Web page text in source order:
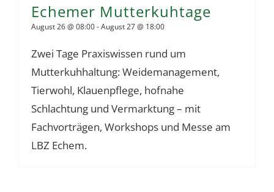
Echemer Mutterkuhtage
August 26 @ 08:00-August 27 @ 18:00
Zwei Tage Praxiswissen rund um
Mutterkuhhaltung: Weidemanagement,
Tierwohl, Klauenpflege, hofnahe
Schlachtung und Vermarktung – mit
Fachvorträgen, Workshops und Messe am
LBZ Echem.